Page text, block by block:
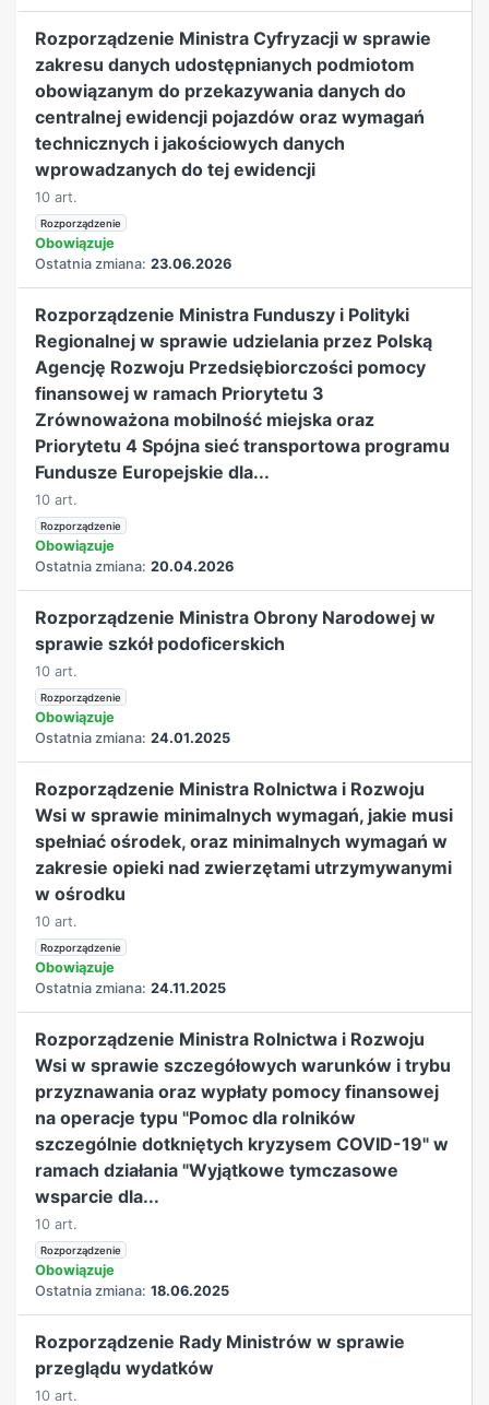
Rozporządzenie Ministra Cyfryzacji w sprawie
zakresu danych udostępnianych podmiotom
obowiązanym do przekazywania danych do
centralnej ewidencji pojazdów oraz wymagań
technicznych i jakościowych danych
wprowadzanych do tej ewidencji
10 art.
Rozporządzenie
Obowiązuje
Ostatnia zmiana: 23.06.2026
Rozporządzenie Ministra Funduszy i Polityki
Regionalnej w sprawie udzielania przez Polską
Agencję Rozwoju Przedsiębiorczości pomocy
finansowej w ramach Priorytetu 3
Zrównoważona mobilność miejska oraz
Priorytetu 4 Spójna sieć transportowa programu
Fundusze Europejskie dla...
10 art.
Rozporządzenie
Obowiązuje
Ostatnia zmiana: 20.04.2026
Rozporządzenie Ministra Obrony Narodowej w
sprawie szkół podoficerskich
10 art.
Rozporządzenie
Obowiązuje
Ostatnia zmiana: 24.01.2025
Rozporządzenie Ministra Rolnictwa i Rozwoju
Wsi w sprawie minimalnych wymagań, jakie musi
spełniać ośrodek, oraz minimalnych wymagań w
zakresie opieki nad zwierzętami utrzymywanymi
w ośrodku
10 art.
Rozporządzenie
Obowiązuje
Ostatnia zmiana: 24.11.2025
Rozporządzenie Ministra Rolnictwa i Rozwoju
Wsi w sprawie szczegółowych warunków i trybu
przyznawania oraz wypłaty pomocy finansowej
na operacje typu "Pomoc dla rolników
szczególnie dotkniętych kryzysem COVID-19" w
ramach działania "Wyjątkowe tymczasowe
wsparcie dla...
10 art.
Rozporządzenie
Obowiązuje
Ostatnia zmiana: 18.06.2025
Rozporządzenie Rady Ministrów w sprawie
przeglądu wydatków
10 art.